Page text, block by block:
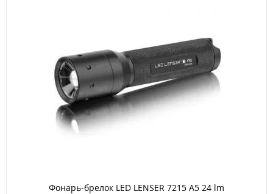
Фонарь-брелок LED LENSER 7215 A5 24 lm